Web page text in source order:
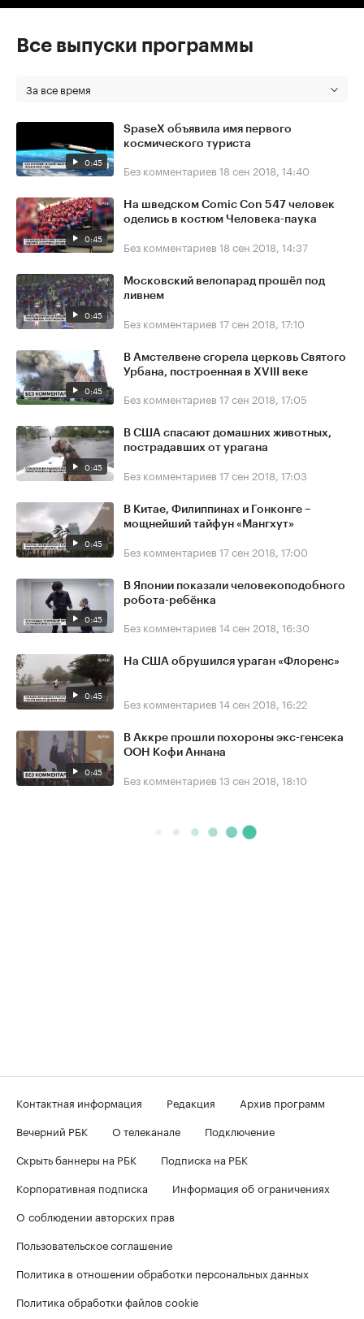
Все выпуски программы
За все время
0:45
SpaseX объявила имя первого
космического туриста
Без комментариев 18 сен 2018, 14:40
0:45
На шведском Comic Con 547 человек
оделись в костюм Человека-паука
Без комментариев 18 сен 2018, 14:37
0:45
Московский велопарад прошёл под
ливнем
Без комментариев 17 сен 2018, 17:10
0:45
В Амстелвене сгорела церковь Святого
Урбана, построенная в XVIII веке
Без комментариев 17 сен 2018, 17:05
0:45
В США спасают домашних животных,
пострадавших от урагана
Без комментариев 17 сен 2018, 17:03
0:45
В Китае, Филиппинах и Гонконге –
мощнейший тайфун «Мангхут»
Без комментариев 17 сен 2018, 17:00
0:45
В Японии показали человекоподобного
робота-ребёнка
Без комментариев 14 сен 2018, 16:30
0:45
На США обрушился ураган «Флоренс»
Без комментариев 14 сен 2018, 16:22
0:45
В Аккре прошли похороны экс-генсека
ООН Кофи Аннана
Без комментариев 13 сен 2018, 18:10
Контактная информация Редакция
Архив программ
Вечерний РБК
О телеканале
Подключение
Скрыть баннеры на РБК
Подписка на РБК
Корпоративная подписка
Информация об ограничениях
О соблюдении авторских прав
Пользовательское соглашение
Политика в отношении обработки персональных данных
Политика обработки файлов cookie